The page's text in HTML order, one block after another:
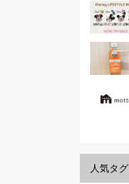
人気タグ